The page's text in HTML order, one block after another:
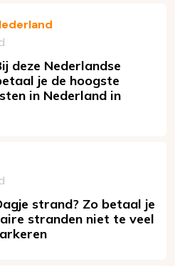
deze Nederlandse
je de hoogste
in Nederland in
strand? Zo betaal je
stranden niet te veel